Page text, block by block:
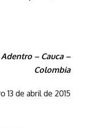
– Cauca –
Colombia
13 de abril de 2015